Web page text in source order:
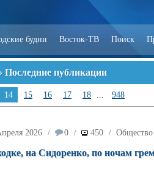
будни Восток-ТВ Поиск
Последние публикации
14 15 16 17 18 ... 948
2026 / 0 / 450 / Общество
на Сидоренко, по ночам